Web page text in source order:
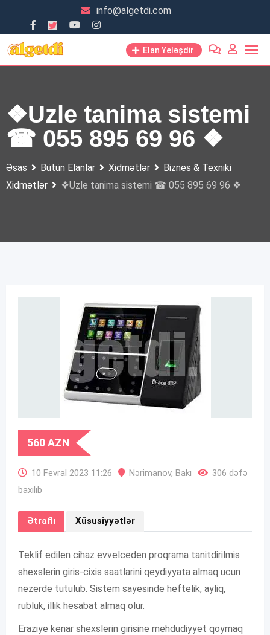
content
info@algetdi.com
Elan Yeləşdir
❖Uzle tanima sistemi
☎ 055 895 69 96 ❖
Əsas Bütün Elanlar Xidmətlər
Biznes & Texniki
Xidmətlər
❖Uzle tanima sistemi ☎ 055 895 69 96 ❖
560AZN
10 Fevral 2023 11:26 Nərimanov, Bakı
306 dəfə
baxılıb
Ətraflı Xüsusiyyətlər
Teklif edilen cihaz evvelceden proqrama tanitdirilmis
shexslerin giris-cixis saatlarini qeydiyyata almaq ucun
nezerde tutulub. Sistem sayesinde heftelik, ayliq,
rubluk, illik hesabat almaq olur.
Eraziye kenar shexslerin girisine mehdudiyyet qoymaq